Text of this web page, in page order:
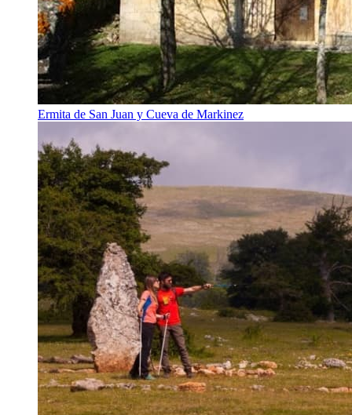
Ermita de San Juan y Cueva de Markinez